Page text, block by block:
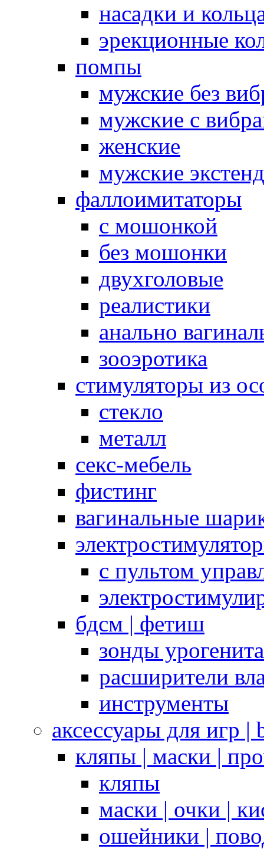
насадки и
эрекционные
помпы
мужские без
мужские с
женские
мужские
фаллоимитаторы
с мошонкой
без мошонки
двухголовые
реалистики
анально
зооэротика
стимуляторы из
стекло
металл
секс-мебель
фистинг
вагинальные
с пультом
бдсм | фетиш
зонды
расширители
инструменты
аксессуары для игр |
кляпы | маски |
кляпы
маски | очки |
ошейники |